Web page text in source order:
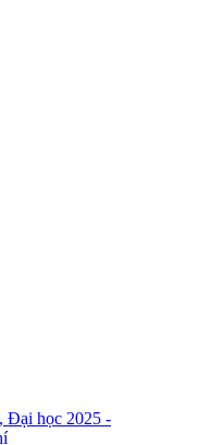
học 2025 -